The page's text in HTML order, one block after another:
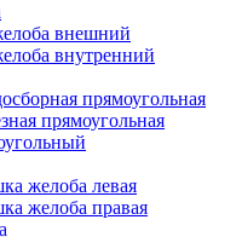
внешний
внутренний
прямоугольная
прямоугольная
желоба левая
желоба правая